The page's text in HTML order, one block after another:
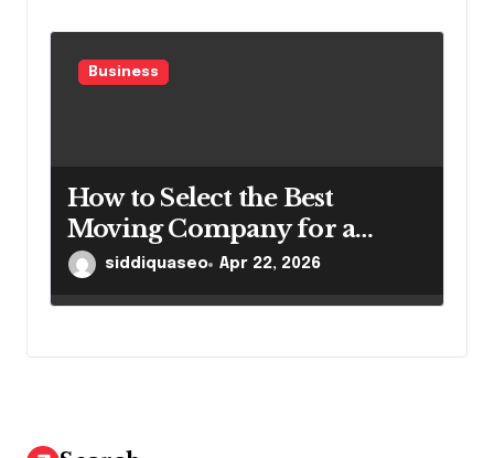
Business
How to Select the Best
Moving Company for a
Smooth Relocation
siddiquaseo Apr 22, 2026